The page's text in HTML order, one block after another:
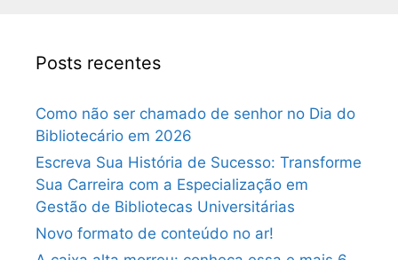
Posts recentes
Como não ser chamado de senhor no Dia do
Bibliotecário em 2026
Escreva Sua História de Sucesso: Transforme
Sua Carreira com a Especialização em
Gestão de Bibliotecas Universitárias
Novo formato de conteúdo no ar!